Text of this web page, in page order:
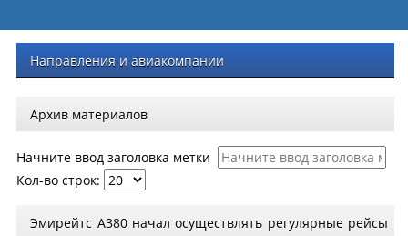
Направления и авиакомпании
Архив материалов
Начните ввод заголовка метки
Кол-во строк:
Эмирейтс A380 начал осуществлять регулярные рейсы